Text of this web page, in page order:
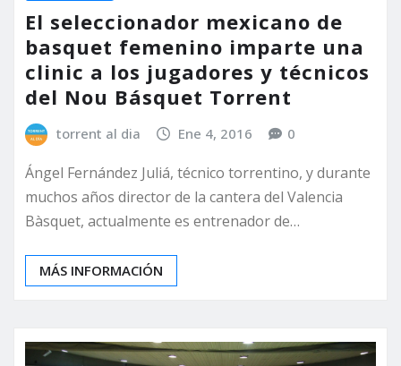
El seleccionador mexicano de
basquet femenino imparte una
clinic a los jugadores y técnicos
del Nou Básquet Torrent
torrent al dia Ene 4, 2016 0
Ángel Fernández Juliá, técnico torrentino, y durante
muchos años director de la cantera del Valencia
Bàsquet, actualmente es entrenador de…
MÁS INFORMACIÓN